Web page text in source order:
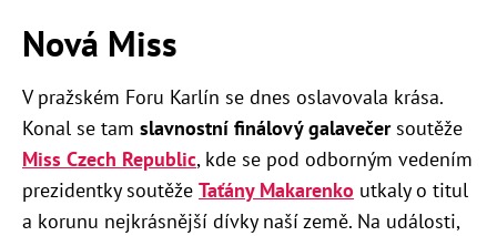
Nová Miss
V pražském Foru Karlín se dnes oslavovala krása.
Konal se tam slavnostní finálový galavečersoutěže
Miss Czech Republic, kde se pod odborným vedením
prezidentky soutěže Taťány Makarenko utkaly o titul
a korunu nejkrásnější dívky naší země. Na události,